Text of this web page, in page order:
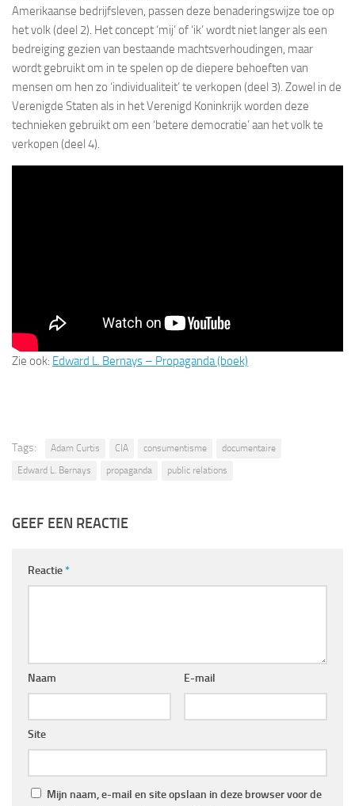
Amerikaanse bedrijfsleven, passen deze benaderingswijze toe op
het volk (deel 2). Het concept ‘mij’ of ‘ik’ wordt niet langer als een
bedreiging gezien van bestaande machtsverhoudingen, maar
wordt gebruikt om in te spelen op de diepere behoeften van
mensen om hen zo ‘individualiteit’ te verkopen (deel 3). Zowel in de
Verenigde Staten als in het Verenigd Koninkrijk worden deze
technieken gebruikt om een ‘betere democratie’ aan het volk te
verkopen (deel 4).
Zie ook: Edward L. Bernays – Propaganda (boek)
Tags: Adam Curtis CIA consumentisme
documentaire
Edward L. Bernays
propaganda public relations
GEEF EEN REACTIE
Reactie*
Naam E-mail
Site
Mijn naam, e-mail en site opslaan in deze browser voor de